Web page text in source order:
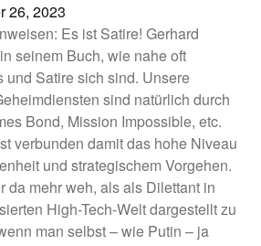
26, 2023
Es ist Satire! Gerhard
seinem Buch, wie nahe oft
und Satire sich sind. Unsere
sind natürlich durch
Bond, Mission Impossible, etc.
verbunden damit das hohe Niveau
und strategischem Vorgehen.
da mehr weh, als als Dilettant in
High-Tech-Welt dargestellt zu
man selbst – wie Putin – ja